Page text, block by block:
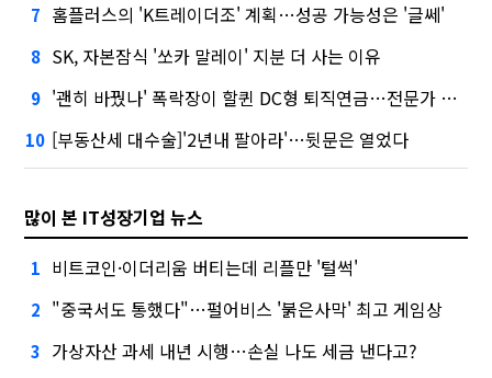
7 홈플러스의 'K트레이더조' 계획…성공 가능성은 '글쎄'
8 SK, 자본잠식 '쏘카 말레이' 지분 더 사는 이유
9 '괜히 바꿨나' 폭락장이 할퀸 DC형 퇴직연금…전문가 조언은
10 [부동산세 대수술]'2년내 팔아라'…뒷문은 열었다
많이 본 IT성장기업 뉴스
1 비트코인·이더리움 버티는데 리플만 '털썩'
2 "중국서도 통했다"…펄어비스 '붉은사막' 최고 게임상
3 가상자산 과세 내년 시행…손실 나도 세금 낸다고?